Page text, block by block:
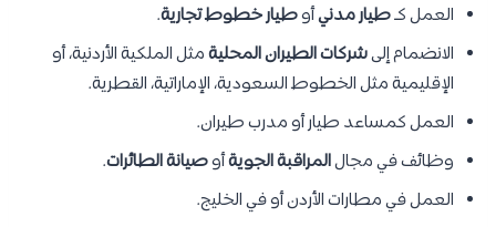
العمل كـطيار مدنيأوطيار خطوط تجارية.
الانضمام إلىشركات الطيران المحليةمثل الملكية الأردنية، أو
الإقليمية مثل الخطوط السعودية، الإماراتية، القطرية.
العمل كمساعد طيار أو مدرب طيران.
وظائف في مجالالمراقبة الجويةأوصيانة الطائرات.
العمل في مطارات الأردن أو في الخليج.